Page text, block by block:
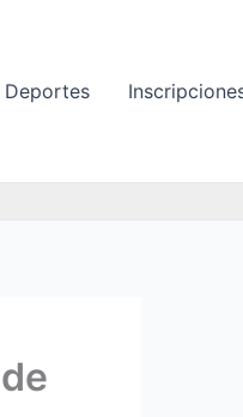
Deportes